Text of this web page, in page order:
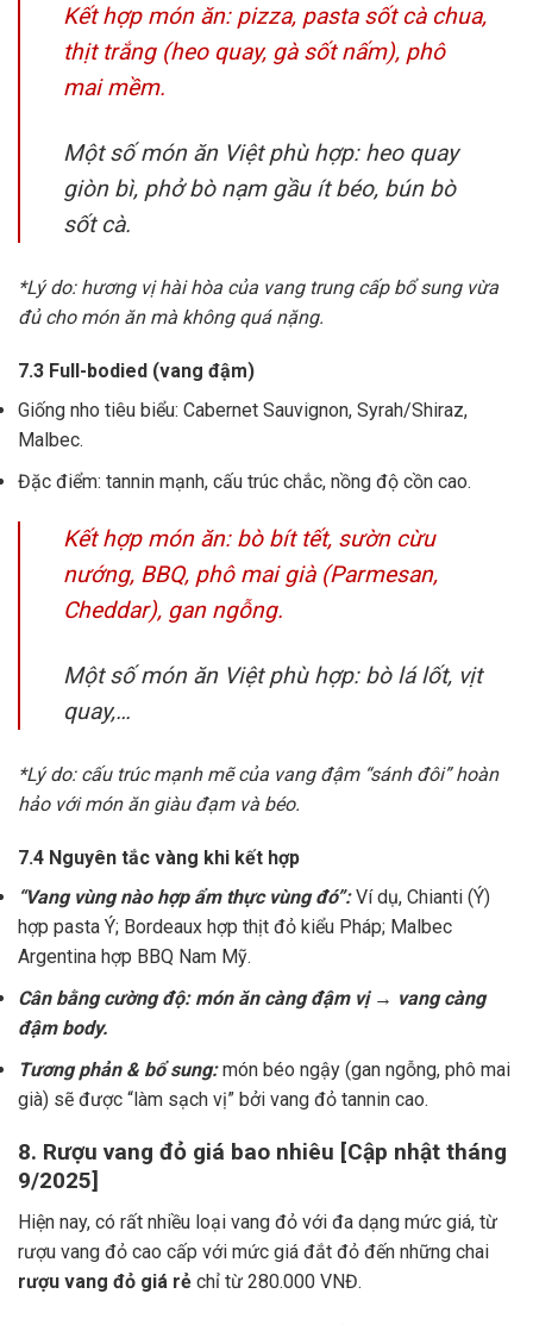
Kết hợp món ăn: pizza, pasta sốt cà chua,
thịt trắng (heo quay, gà sốt nấm), phô
mai mềm.
Một số món ăn Việt phù hợp: heo quay
giòn bì, phở bò nạm gầu ít béo, bún bò
sốt cà.
*Lý do: hương vị hài hòa của vang trung cấp bổ sung vừa
đủ cho món ăn mà không quá nặng.
7.3 Full-bodied (vang đậm)
Giống nho tiêu biểu: Cabernet Sauvignon, Syrah/Shiraz,
Malbec.
Đặc điểm: tannin mạnh, cấu trúc chắc, nồng độ cồn cao.
Kết hợp món ăn: bò bít tết, sườn cừu
nướng, BBQ, phô mai già (Parmesan,
Cheddar), gan ngỗng.
Một số món ăn Việt phù hợp: bò lá lốt, vịt
quay,…
*Lý do: cấu trúc mạnh mẽ của vang đậm “sánh đôi” hoàn
hảo với món ăn giàu đạm và béo.
7.4 Nguyên tắc vàng khi kết hợp
“Vang vùng nào hợp ẩm thực vùng đó”:Ví dụ, Chianti (Ý)
hợp pasta Ý; Bordeaux hợp thịt đỏ kiểu Pháp; Malbec
Argentina hợp BBQ Nam Mỹ.
Cân bằng cường độ: món ăn càng đậm vị → vang càng
đậm body.
Tương phản & bổ sung:món béo ngậy (gan ngỗng, phô mai
già) sẽ được “làm sạch vị” bởi vang đỏ tannin cao.
8. Rượu vang đỏ giá bao nhiêu [Cập nhật tháng
9/2025]
Hiện nay, có rất nhiều loại vang đỏ với đa dạng mức giá, từ
rượu vang đỏ cao cấp với mức giá đắt đỏ đến những chai
rượu vang đỏ giá rẻ chỉ từ 280.000 VNĐ.